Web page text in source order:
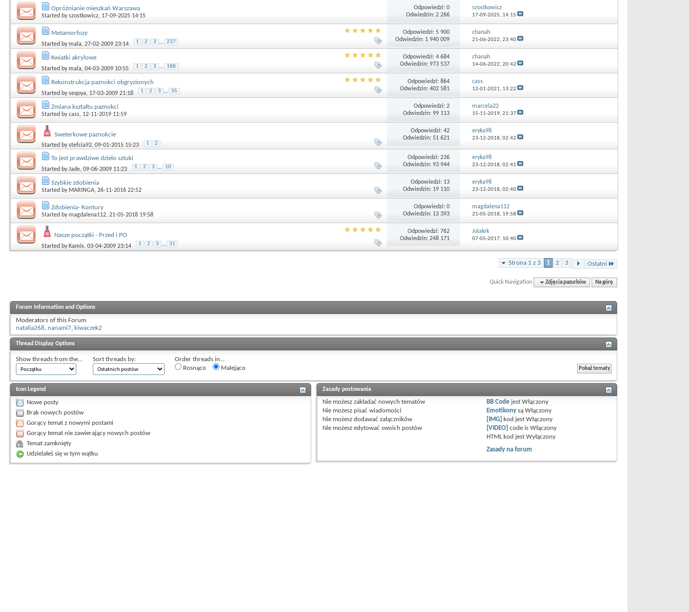
Opróżnianie mieszkań Warszawa
Started byszostkowicz, 17-09-2025 14:15
Odpowiedzi: 0
Odwiedzin: 2 266
szostkowicz
17-09-2025, 14:15
Metamorfozy
Started bymala, 27-02-2009 23:14 1 2 3 ... 237
Odpowiedzi: 5 900
Odwiedzin: 1 940 009
chanah
21-06-2022, 23:40
Kwiatki akrylowe
Started bymala, 04-03-2009 10:55 1 2 3 ... 188
Odpowiedzi: 4 684
Odwiedzin: 973 537
chanah
14-06-2022, 20:42
Rekonstrukcja paznokci obgryzionych
Started byseqoya, 17-03-2009 21:18 1 2 3 ... 35
Odpowiedzi: 864
Odwiedzin: 402 581
cass
12-01-2021, 13:22
Zmiana kształtu paznokci
Started bycass, 12-11-2019 11:59
Odpowiedzi: 2
Odwiedzin: 99 113
marcela22
15-11-2019, 21:37
Sweterkowe paznokcie
Started bystefcia92, 09-01-2015 15:23 1 2
Odpowiedzi: 42
Odwiedzin: 51 621
eryka98
23-12-2018, 02:42
To jest prawdziwe dzielo sztuki
Started byJade, 09-06-2009 11:23 1 2 3 ... 10
Odpowiedzi: 236
Odwiedzin: 93 944
eryka98
23-12-2018, 02:41
Szybkie zdobienia
Started by MARINGA, 26-11-2016 22:52
Odpowiedzi: 13
Odwiedzin: 19 110
eryka98
23-12-2018, 02:40
Zdobienia- Kontury
Started bymagdalena112, 21-05-2018 19:58
Odpowiedzi: 0
Odwiedzin: 13 393
magdalena112
21-05-2018, 19:58
Nasze początki - Przed i PO
Started by Kamis, 03-04-2009 23:14 1 2 3 ... 31
Odpowiedzi: 762
Odwiedzin: 248 171
Jolakrk
07-05-2017, 10:40
Strona 1 z 3 1 2 3 Ostatni
Quick Navigation Zdjęcia pazurków Na górę
Forum Information and Options
Moderators of this Forum
natalia268, nanami7, kiwaczek2
Thread Display Options
Show threads from the... Sort threads by:
Order threads in...
Rosnąco
Malejąco
Icon Legend
Nowe posty
Brak nowych postów
Gorący temat z nowymi postami
Gorący temat nie zawierający nowych postów
Temat zamknięty
Udzielałeś się w tym wątku
Zasady postowania
Nie możeszzakładać nowych tematów
Nie możeszpisać wiadomości
Nie możeszdodawać załączników
Nie możeszedytować swoich postów
BB Code jestWłączony
Emotikony sąWłączony
[IMG] kod jestWłączony
[VIDEO] code isWłączony
HTML kod jestWyłączony
Zasady na forum